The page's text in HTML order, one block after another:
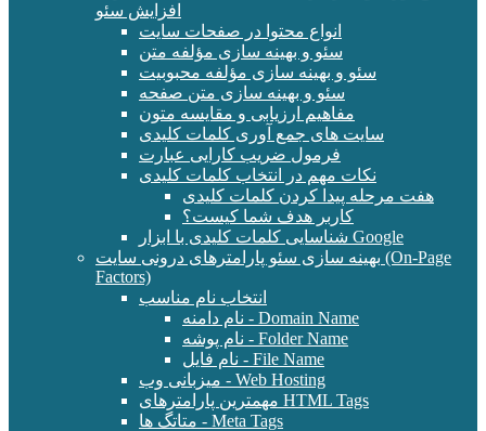
افزایش سئو
انواع محتوا در صفحات سایت
سئو و بهینه سازی مؤلفه متن
سئو و بهینه سازی مؤلفه محبوبیت
سئو و بهینه سازی متن صفحه
مفاهیم ارزیابی و مقایسه متون
سایت های جمع آوری کلمات کلیدی
فرمول ضریب کارایی عبارت
نکات مهم در انتخاب کلمات کلیدی
هفت مرحله پیدا کردن کلمات کلیدی
کاربر هدف شما کیست؟
شناسایی کلمات کلیدی با ابزار Google
بهینه سازی سئو پارامترهای درونی سایت (On-Page
Factors)
انتخاب نام مناسب
نام دامنه - Domain Name
نام پوشه - Folder Name
نام فایل - File Name
میزبانی وب - Web Hosting
مهمترین پارامترهای HTML Tags
متاتگ ها - Meta Tags